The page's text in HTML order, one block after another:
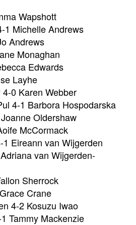
Wapshott
1 Michelle Andrews
Andrews
Monaghan
Edwards
Layhe
0 Karen Webber
4-1 Barbora Hospodarska
Oldershaw
McCormack
Eireann van Wijgerden
van Wijgerden-
Sherrock
Crane
4-2 Kosuzu Iwao
Tammy Mackenzie